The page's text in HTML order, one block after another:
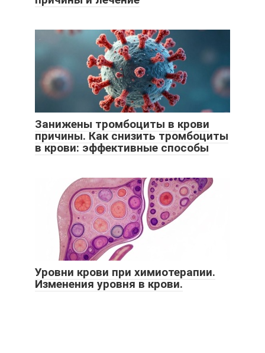
Занижены тромбоциты в крови
причины. Как снизить тромбоциты
в крови: эффективные способы
Уровни крови при химиотерапии.
Изменения уровня в крови.